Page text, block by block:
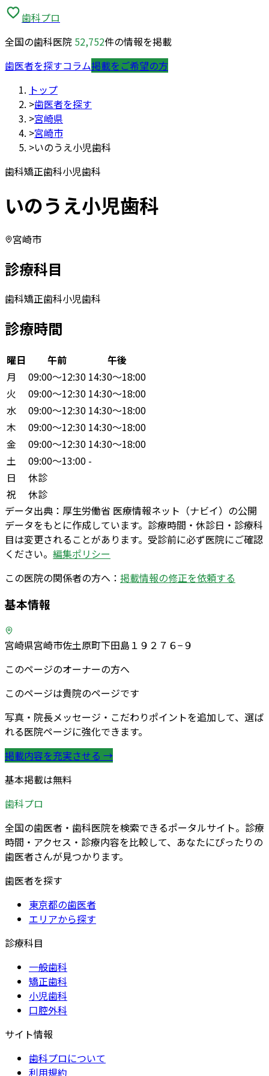
歯科プロ
全国の歯科医院 52,752件の情報を掲載
歯医者を探すコラム掲載をご希望の方
トップ
>歯医者を探す
>宮崎県
>宮崎市
>いのうえ小児歯科
歯科矯正歯科小児歯科
いのうえ小児歯科
宮崎市
診療科目
歯科矯正歯科小児歯科
診療時間
曜日 午前
午後
月
09:00〜12:30 14:30〜18:00
火
09:00〜12:30 14:30〜18:00
水
09:00〜12:30 14:30〜18:00
木
09:00〜12:30 14:30〜18:00
金
09:00〜12:30 14:30〜18:00
土
09:00〜13:00 -
日
休診
祝
休診
データ出典： 厚生労働省 医療情報ネット（ナビイ）の公開
データをもとに作成しています。診療時間・休診日・診療科
目は変更されることがあります。受診前に必ず医院にご確認
ください。 編集ポリシー
この医院の関係者の方へ： 掲載情報の修正を依頼する
基本情報
宮崎県宮崎市佐土原町下田島１９２７６−９
このページのオーナーの方へ
このページは貴院のページです
写真・院長メッセージ・こだわりポイントを追加して、選ば
れる医院ページに強化できます。
掲載内容を充実させる →
基本掲載は無料
歯科プロ
全国の歯医者・歯科医院を検索できるポータルサイト。診療
時間・アクセス・診療内容を比較して、あなたにぴったりの
歯医者さんが見つかります。
歯医者を探す
東京都の歯医者
エリアから探す
診療科目
一般歯科
矯正歯科
小児歯科
口腔外科
サイト情報
歯科プロについて
利用規約